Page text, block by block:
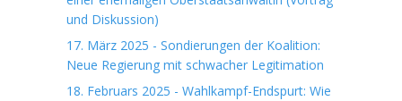
und Diskussion)
17. März 2025 - Sondierungen der Koalition:
Neue Regierung mit schwacher Legitimation
18. Februars 2025 - Wahlkampf-Endspurt: Wie